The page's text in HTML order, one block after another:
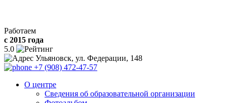
Работаем
с 2015 года
5.0
Ульяновск, ул. Федерации, 148
+7 (908) 472-47-57
О центре
Сведения об образовательной организации